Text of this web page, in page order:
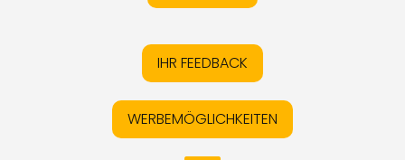
IHR FEEDBACK
WERBEMÖGLICHKEITEN